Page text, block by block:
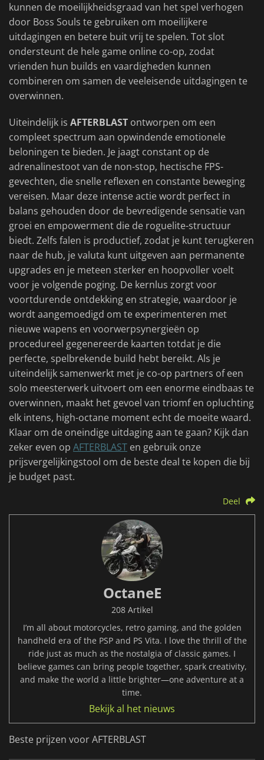
kunnen de moeilijkheidsgraad van het spel verhogen
door Boss Souls te gebruiken om moeilijkere
uitdagingen en betere buit vrij te spelen. Tot slot
ondersteunt de hele game online co-op, zodat
vrienden hun builds en vaardigheden kunnen
combineren om samen de veeleisende uitdagingen te
overwinnen.
Uiteindelijk is AFTERBLAST ontworpen om een
compleet spectrum aan opwindende emotionele
beloningen te bieden. Je jaagt constant op de
adrenalinestoot van de non-stop, hectische FPS-
gevechten, die snelle reflexen en constante beweging
vereisen. Maar deze intense actie wordt perfect in
balans gehouden door de bevredigende sensatie van
groei en empowerment die de roguelite-structuur
biedt. Zelfs falen is productief, zodat je kunt terugkeren
naar de hub, je valuta kunt uitgeven aan permanente
upgrades en je meteen sterker en hoopvoller voelt
voor je volgende poging. De kernlus zorgt voor
voortdurende ontdekking en strategie, waardoor je
wordt aangemoedigd om te experimenteren met
nieuwe wapens en voorwerpsynergieën op
procedureel gegenereerde kaarten totdat je die
perfecte, spelbrekende build hebt bereikt. Als je
uiteindelijk samenwerkt met je co-op partners of een
solo meesterwerk uitvoert om een enorme eindbaas te
overwinnen, maakt het gevoel van triomf en opluchting
elk intens, high-octane moment echt de moeite waard.
Klaar om de oneindige uitdaging aan te gaan? Kijk dan
zeker even op AFTERBLAST en gebruik onze
prijsvergelijkingstool om de beste deal te kopen die bij
je budget past.
Deel
OctaneE
208 Artikel
I’m all about motorcycles, retro gaming, and the golden
handheld era of the PSP and PS Vita. I love the thrill of the
ride just as much as the nostalgia of classic games. I
believe games can bring people together, spark creativity,
and make the world a little brighter—one adventure at a
time.
Bekijk al het nieuws
Beste prijzen voor AFTERBLAST